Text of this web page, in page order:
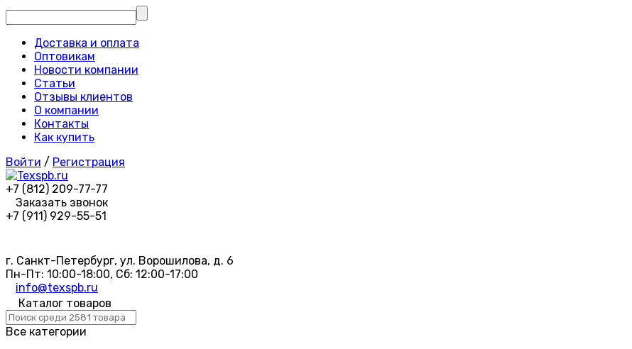
Доставка и оплата
Оптовикам
Новости компании
Статьи
Отзывы клиентов
О компании
Контакты
Как купить
Войти / Регистрация
+7 (812) 209-77-77
Заказать звонок
+7 (911) 929-55-51
г. Санкт-Петербург, ул. Ворошилова, д. 6
Пн-Пт: 10:00-18:00, Сб: 12:00-17:00
info@texspb.ru
Каталог товаров
Все категории